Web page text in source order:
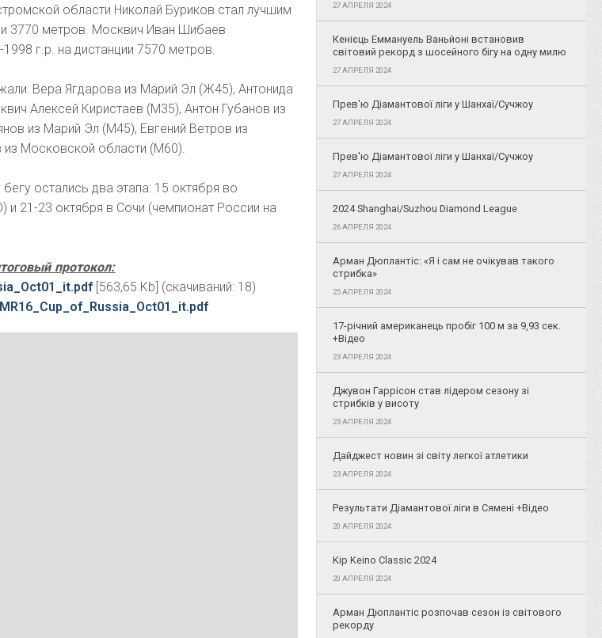
области Николай Буриков стал лучшим
3770 метров. Москвич Иван Шибаев
г.р. на дистанции 7570 метров.
Вера Ягдарова из Марий Эл (Ж45), Антонида
Алексей Киристаев (М35), Антон Губанов из
из Марий Эл (М45), Евгений Ветров из
Московской области (М60).
остались два этапа: 15 октября во
21-23 октября в Сочи (чемпионат России на
протокол:
[563,65 Kb] (cкачиваний: 18)
MR16_Cup_of_Russia_Oct01_it.pdf
27 АПРЕЛЯ 2024
Кенієць Еммануель Ваньйоні встановив
світовий рекорд з шосейного бігу на одну милю
27 АПРЕЛЯ 2024
Прев'ю Діамантової ліги у Шанхаї/Сучжоу
27 АПРЕЛЯ 2024
Прев'ю Діамантової ліги у Шанхаї/Сучжоу
27 АПРЕЛЯ 2024
2024 Shanghai/Suzhou Diamond League
26 АПРЕЛЯ 2024
Арман Дюплантіс: «Я і сам не очікував такого
стрибка»
25 АПРЕЛЯ 2024
17-річний американець пробіг 100 м за 9,93 сек.
+Відео
23 АПРЕЛЯ 2024
Джувон Гаррісон став лідером сезону зі
стрибків у висоту
23 АПРЕЛЯ 2024
Дайджест новин зі світу легкої атлетики
23 АПРЕЛЯ 2024
Результати Діамантової ліги в Сямені +Відео
20 АПРЕЛЯ 2024
Kip Keino Classic 2024
20 АПРЕЛЯ 2024
Арман Дюплантіс розпочав сезон із світового
рекорду